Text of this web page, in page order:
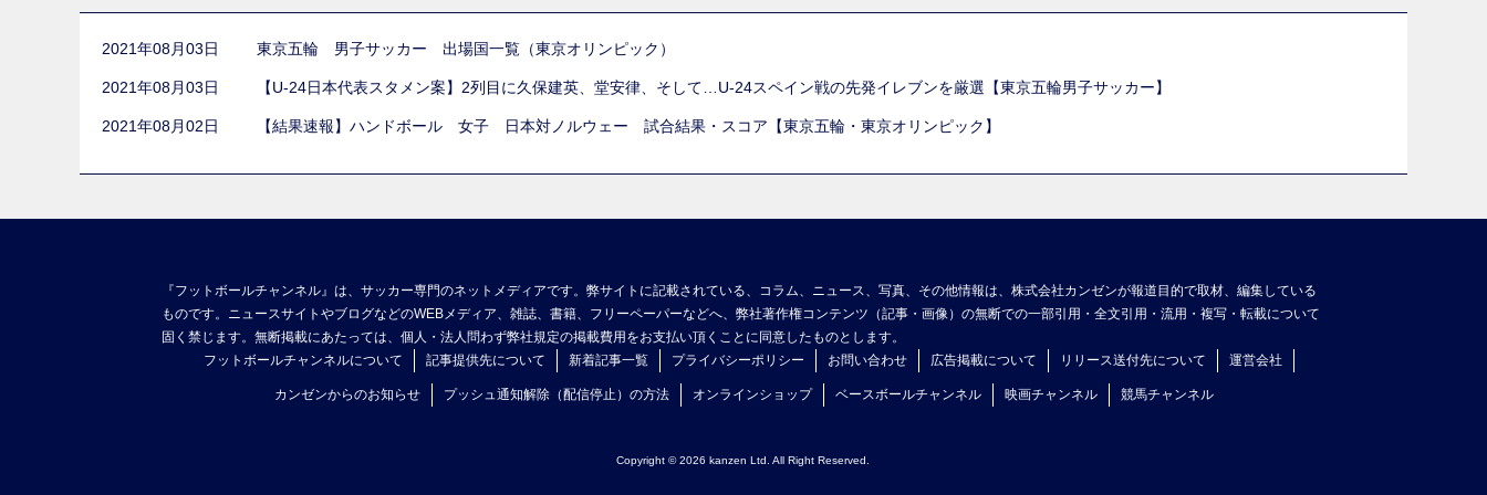
2021年08月03日 東京五輪 男子サッカー 出場国一覧（東京オリンピック）
2021年08月03日 【U-24日本代表スタメン案】2列目に久保建英、堂安律、そして…U-24スペイン戦の先発イレブンを厳選【東京五輪男子サッカー】
2021年08月02日 【結果速報】ハンドボール 女子 日本対ノルウェー 試合結果・スコア【東京五輪・東京オリンピック】
『フットボールチャンネル』は、サッカー専門のネットメディアです。弊サイトに記載されている、コラム、ニュース、写真、その他情報は、株式会社カンゼンが報道目的で取材、編集している
ものです。ニュースサイトやブログなどのWEBメディア、雑誌、書籍、フリーペーパーなどへ、弊社著作権コンテンツ（記事・画像）の無断での一部引用・全文引用・流用・複写・転載について
固く禁じます。無断掲載にあたっては、個人・法人問わず弊社規定の掲載費用をお支払い頂くことに同意したものとします。
フットボールチャンネルについて
記事提供先について 新着記事一覧 プライバシーポリシー お問い合わせ 広告掲載について リリース送付先について 運営会社
カンゼンからのお知らせ プッシュ通知解除（配信停止）の方法 オンラインショップ ベースボールチャンネル 映画チャンネル 競馬チャンネル
Copyright © 2026 kanzen Ltd. All Right Reserved.